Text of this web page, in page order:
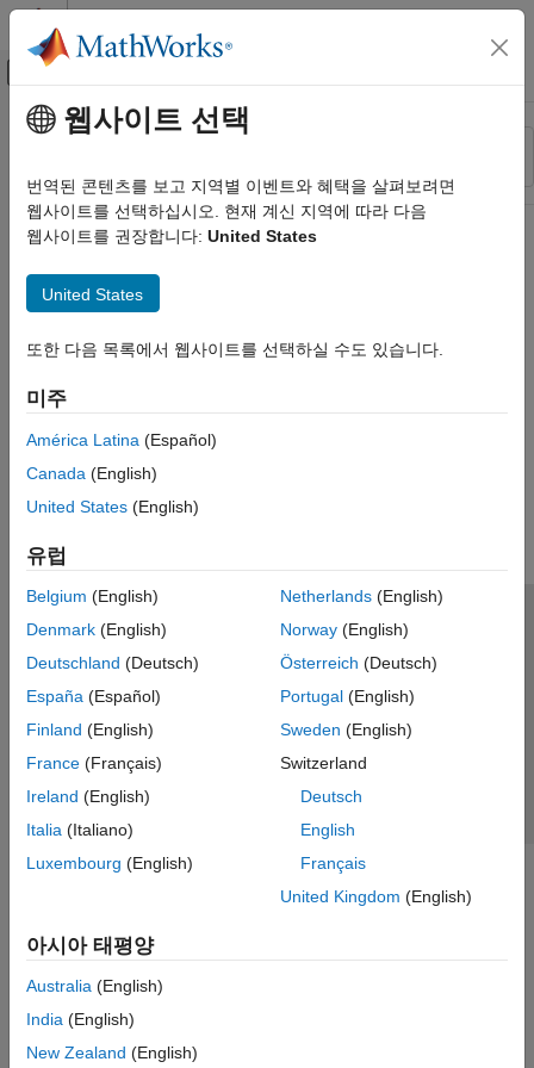
콘텐츠로 바로 가기
오프캔버스 탐색 메뉴 토글
리소스
상태
주요 콘텐츠
웹사이트 선택
번역된 콘텐츠를 보고 지역별 이벤트와 혜택을 살펴보려면
웹사이트를 선택하십시오. 현재 계신 지역에 따라 다음
웹사이트를 권장합니다: United States
United States
또한 다음 목록에서 웹사이트를 선택하실 수도 있습니다.
미주
América Latina (Español)
Canada (English)
United States (English)
유럽
Belgium (English)
Denmark (English)
Deutschland (Deutsch)
España (Español)
Finland (English)
France (Français)
Ireland (English)
Italia (Italiano)
Luxembourg (English)
Netherlands(English)
Norway(English)
Österreich (Deutsch)
Portugal(English)
Sweden (English)
Switzerland
Deutsch
English
Français
United Kingdom (English)
아시아 태평양
Australia (English)
India (English)
New Zealand (English)
신뢰 센터 등록 상표 개인정보 취급방침
불법 복제 방지
애플리케이션 상태
© 1994-2026 The MathWorks, Inc.